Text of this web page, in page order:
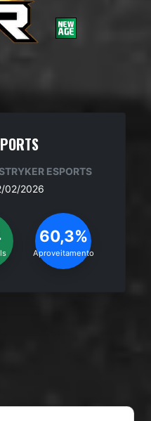
ESPORTS
02/2026
60,3%
Aproveitamento